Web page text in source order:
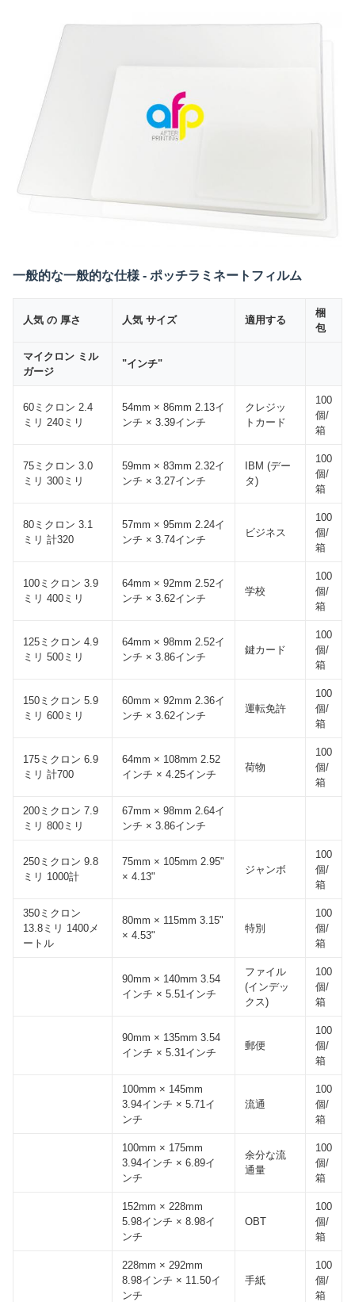
一般的な一般的な仕様 - ポッチラミネートフィルム
人気 の 厚さ 人気 サイズ 適用する
梱
包
マイクロン ミル
ガージ
"インチ"
60ミクロン 2.4
ミリ 240ミリ
54mm × 86mm 2.13イ
ンチ × 3.39インチ
クレジッ
トカード
100
個/
箱
75ミクロン 3.0
ミリ 300ミリ
59mm × 83mm 2.32イ
ンチ × 3.27インチ
IBM (デー
タ)
100
個/
箱
80ミクロン 3.1
ミリ 計320
57mm × 95mm 2.24イ
ンチ × 3.74インチ
ビジネス
100
個/
箱
100ミクロン 3.9
ミリ 400ミリ
64mm × 92mm 2.52イ
ンチ × 3.62インチ
学校
100
個/
箱
125ミクロン 4.9
ミリ 500ミリ
64mm × 98mm 2.52イ
ンチ × 3.86インチ
鍵カード
100
個/
箱
150ミクロン 5.9
ミリ 600ミリ
60mm × 92mm 2.36イ
ンチ × 3.62インチ
運転免許
100
個/
箱
175ミクロン 6.9
ミリ 計700
64mm × 108mm 2.52
インチ × 4.25インチ
荷物
100
個/
箱
200ミクロン 7.9
ミリ 800ミリ
67mm × 98mm 2.64イ
ンチ × 3.86インチ
250ミクロン 9.8
ミリ 1000計
75mm × 105mm 2.95"
× 4.13"
ジャンボ
100
個/
箱
350ミクロン
13.8ミリ 1400メ
ートル
80mm × 115mm 3.15"
× 4.53"
特別
100
個/
箱
90mm × 140mm 3.54
インチ × 5.51インチ
ファイル
(インデッ
クス)
100
個/
箱
90mm × 135mm 3.54
インチ × 5.31インチ
郵便
100
個/
箱
100mm × 145mm
3.94インチ × 5.71イ
ンチ
流通
100
個/
箱
100mm × 175mm
3.94インチ × 6.89イ
ンチ
余分な流
通量
100
個/
箱
152mm × 228mm
5.98インチ × 8.98イ
ンチ
OBT
100
個/
箱
228mm × 292mm
8.98インチ × 11.50イ
ンチ
手紙
100
個/
箱